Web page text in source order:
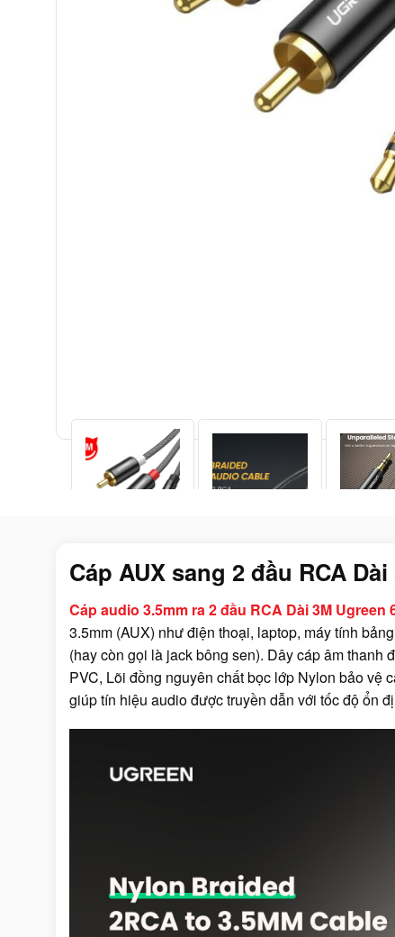
Cáp AUX sang 2 đầu RCA
Cáp audio 3.5mm ra 2 đầu RCA Dài 3M Ugreen
3.5mm (AUX) như điện thoại, laptop, máy tính
(hay còn gọi là jack bông sen). Dây cáp âm
PVC, Lõi đồng nguyên chất bọc lớp Nylon bảo vệ
giúp tín hiệu audio được truyền dẫn với tốc độ ổn